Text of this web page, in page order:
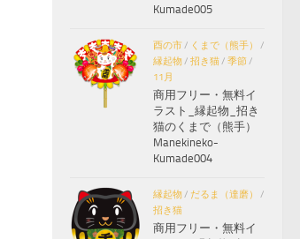
Kumade005
酉の市/ くまで（熊手）
/
縁起物/ 招き猫/ 季節/
11月
商用フリー・無料イ
ラスト_縁起物_招き
猫のくまで（熊手）
Manekineko-
Kumade004
縁起物/ だるま（達磨）
/
招き猫
商用フリー・無料イ